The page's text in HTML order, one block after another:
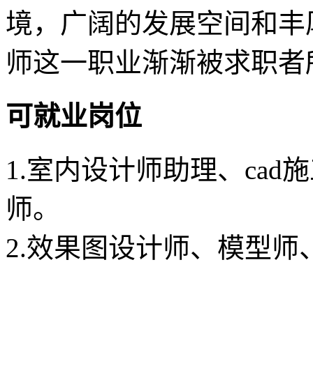
境，广阔的发展空间和
师这一职业渐渐被求职
可就业岗位
1.室内设计师助理、cad
师。
2.效果图设计师、模型师